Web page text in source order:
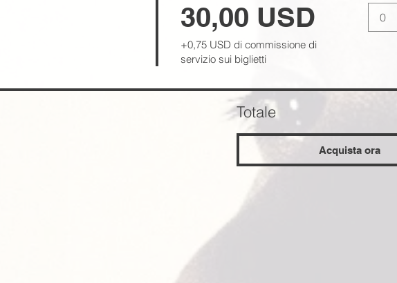
30,00 USD
+0,75 USD di commissione di
servizio sui biglietti
0
Totale
Acquista ora